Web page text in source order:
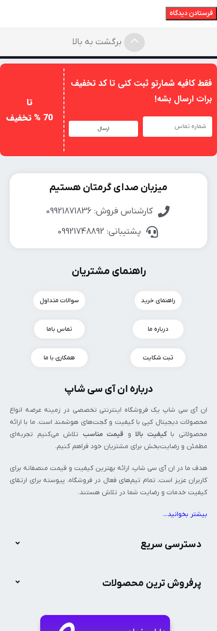
برگشت به بالا
فقط کافیه شمارتو ثبت کنی تا کد تخفیف
برات ارسال بشه!
ارسال
تا
70 % تخفیف
میزبان صدای گرمتان هستیم
کارشناس فروش: 09921871836
پشتیبانی: 09921748892
راهنمای مشتریان
راهنمای خرید سوالات متداول
درباره ما تماس باما
ثبت شکایت همکاری با ما
درباره ان آی سی شاپ
ان‌ آی‌ سی شاپ یک فروشگاه اینترنتی تخصصی در زمینه عرضه انواع
محصولات دیجیتال کپی با کیفیت و گجت‌های هوشمند است. ما با ارائه
محصولاتی باکیفیت بالاو قیمت مناسب تلاش می‌کنیم تجربه‌ای
مطمئن و رضایت‌بخش برای مشتریان خود فراهم کنیم.
هدف ما در ان‌ آی‌ سی شاپ، ارائه بهترین کیفیت و قیمت منصفانه برای
کاربران عزیز است. تمام تیم‌های فعال در فروشگاه، پیوسته برای ارتقای
کیفیت خدمات و رضایت شما در تلاش هستند.
بیشتر بخوانید...
دسترسی سریع
پرفروش ترین محصولات